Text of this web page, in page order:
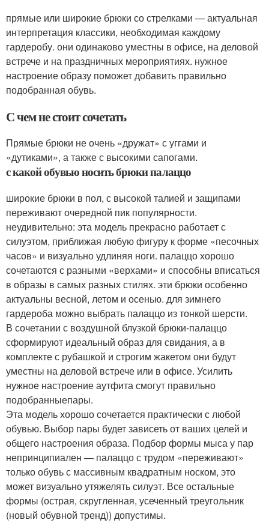
прямые или широкие брюки со стрелками — актуальная
интерпретация классики, необходимая каждому
гардеробу. они одинаково уместны в офисе, на деловой
встрече и на праздничных мероприятиях. нужное
настроение образу поможет добавить правильно
подобранная обувь.
С чем не стоит сочетать
Прямые брюки не очень «дружат» с уггами и
«дутиками», а также с высокими сапогами.
с какой обувью носить брюки палаццо
широкие брюки в пол, с высокой талией и защипами
переживают очередной пик популярности.
неудивительно: эта модель прекрасно работает с
силуэтом, приближая любую фигуру к форме «песочных
часов» и визуально удлиняя ноги. палаццо хорошо
сочетаются с разными «верхами» и способны вписаться
в образы в самых разных стилях. эти брюки особенно
актуальны весной, летом и осенью. для зимнего
гардероба можно выбрать палаццо из тонкой шерсти.
В сочетании с воздушной блузкой брюки-палаццо
сформируют идеальный образ для свидания, а в
комплекте с рубашкой и строгим жакетом они будут
уместны на деловой встрече или в офисе. Усилить
нужное настроение аутфита смогут правильно
подобранныепары.
Эта модель хорошо сочетается практически с любой
обувью. Выбор пары будет зависеть от ваших целей и
общего настроения образа. Подбор формы мыса у пар
непринципиален — палаццо с трудом «переживают»
только обувь с массивным квадратным носком, это
может визуально утяжелять силуэт. Все остальные
формы (острая, скругленная, усеченный треугольник
(новый обувной тренд)) допустимы.